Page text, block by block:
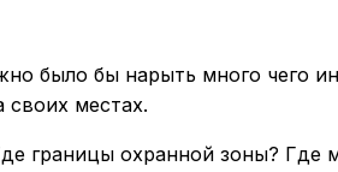
было бы нарыть много чего
своих местах.
границы охранной зоны? Где